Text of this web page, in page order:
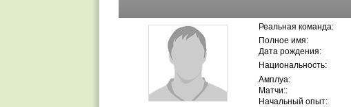
Реальная команда:
Полное имя:
Дата рождения:
Национальность:
Амплуа:
Матчи::
Начальный опыт: